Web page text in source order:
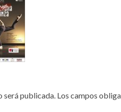
será publicada. Los campos